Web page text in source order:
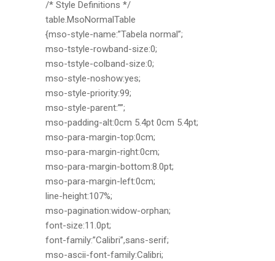
/* Style Definitions */
table.MsoNormalTable
{mso-style-name:”Tabela normal”;
mso-tstyle-rowband-size:0;
mso-tstyle-colband-size:0;
mso-style-noshow:yes;
mso-style-priority:99;
mso-style-parent:””;
mso-padding-alt:0cm 5.4pt 0cm 5.4pt;
mso-para-margin-top:0cm;
mso-para-margin-right:0cm;
mso-para-margin-bottom:8.0pt;
mso-para-margin-left:0cm;
line-height:107%;
mso-pagination:widow-orphan;
font-size:11.0pt;
font-family:”Calibri”,sans-serif;
mso-ascii-font-family:Calibri;